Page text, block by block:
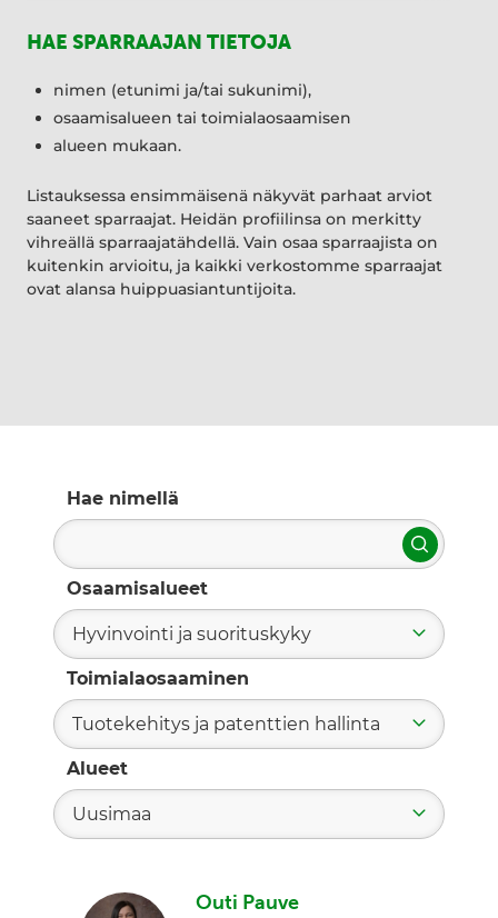
HAE SPARRAAJAN TIETOJA
nimen (etunimi ja/tai sukunimi),
osaamisalueen tai toimialaosaamisen
alueen mukaan.
Listauksessa ensimmäisenä näkyvät parhaat arviot
saaneet sparraajat. Heidän profiilinsa on merkitty
vihreällä sparraajatähdellä. Vain osaa sparraajista on
kuitenkin arvioitu, ja kaikki verkostomme sparraajat
ovat alansa huippuasiantuntijoita.
Hae nimellä
Hae
Osaamisalueet
Hyvinvointi ja suorituskyky
Toimialaosaaminen
Tuotekehitys ja patenttien hallinta
Alueet
Uusimaa
Outi Pauve